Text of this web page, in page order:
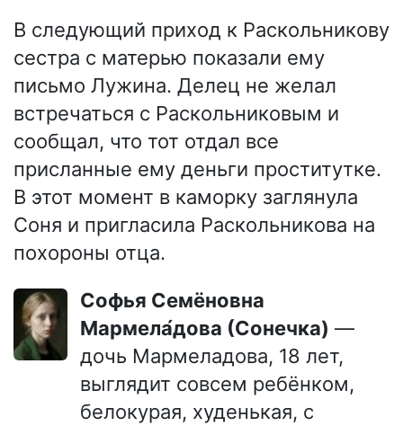
В следующий приход к Раскольникову
сестра с матерью показали ему
письмо Лужина. Делец не желал
встречаться с Раскольниковым и
сообщал, что тот отдал все
присланные ему деньги проститутке.
В этот момент в каморку заглянула
Соня и пригласила Раскольникова на
похороны отца.
Софья Семёновна
Мармела́дова (Сонечка) —
дочь Мармеладова, 18 лет,
выглядит совсем ребёнком,
белокурая, худенькая, с